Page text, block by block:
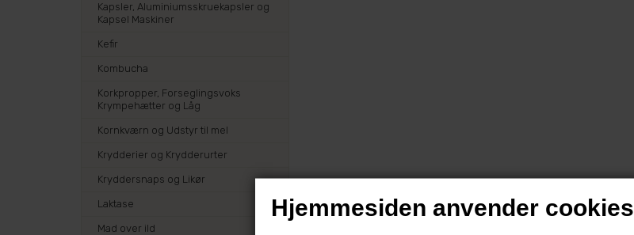
Hjemmesiden anvender cookies
Kapsler, Aluminiumsskruekapsler og
Kapsel Maskiner
Kefir
Kombucha
Korkpropper, Forseglingsvoks
Krympehætter og Låg
Kornkværn og Udstyr til mel
Krydderier og Krydderurter
Kryddersnaps og Likør
Laktase
Mad over ild